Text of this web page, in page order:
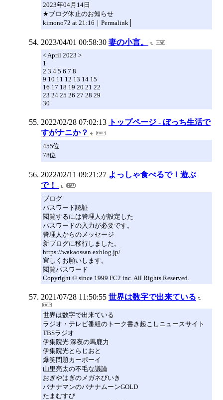
2023年04月14日
★ブログ休止のお知らせ
kimono72 at 21:16｜Permalink│
2023/04/01 00:58:30 妻の小言。
< April 2023 >
1
2 3 4 5 6 7 8
9 10 11 12 13 14 15
16 17 18 19 20 21 22
23 24 25 26 27 28 29
30
2022/02/28 07:02:13
トップページ - ぼっち生活で
すがナニか？
455位
78位
2022/02/11 09:21:27 よっしゃ食べるで！遊ぶ
で！
ブログ
パスワード認証
閲覧するには管理人が設定した
パスワードの入力が必要です。
管理人からのメッセージ
新ブログに移行しました。
https://wakaossan.exblog.jp/
宜しくお願いします。
閲覧パスワード
Copyright © since 1999 FC2 inc. All Rights Reserved.
2021/07/28 11:50:55 世界は数字で出来ている
世界は数字で出来ている
ラジオ・テレビ番組のトーク書き起こしニュースサイト
TBSラジオ
伊集院光 深夜の馬鹿力
伊集院光とらじおと
爆笑問題カーボーイ
山里亮太の不毛な議論
おぎやはぎのメガネびいき
バナナマンのバナナムーンGOLD
たまむすび